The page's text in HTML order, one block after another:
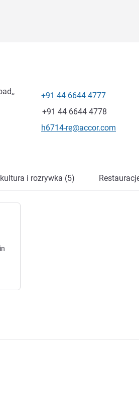
Telefon
+91 44 6644 4777
Faks
+91 44 6644 4778
Kontaktowy adres e-mail
h6714-re@accor.com
i rozrywka (5)